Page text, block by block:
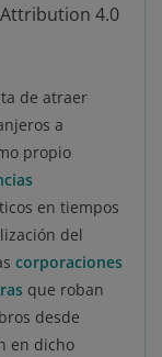
4.0
de atraer
a
propio
en tiempos
del
corporaciones
que roban
desde
en dicho